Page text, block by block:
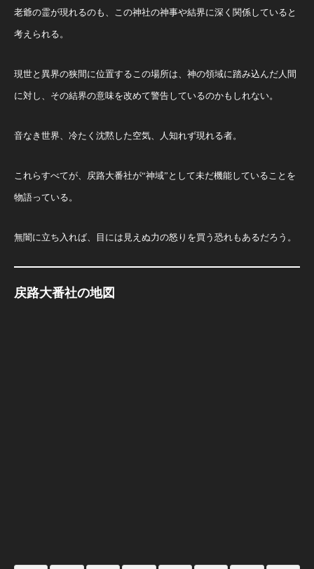
老爺の霊が現れるのも、この神社の神事や結界に深く関係していると
考えられる。
現世と異界の狭間に位置するこの場所は、神の領域に踏み込んだ人間
に対し、その結界の意味を改めて警告しているのかもしれない。
音なき世界、冷たく沈黙した空気、人知れず現れる者。
これらすべてが、戻路大番社が“神域”として未だ機能していることを
物語っている。
無闇に立ち入れば、目には見えぬ力の怒りを買う恐れもあるだろう。
戻路大番社の地図